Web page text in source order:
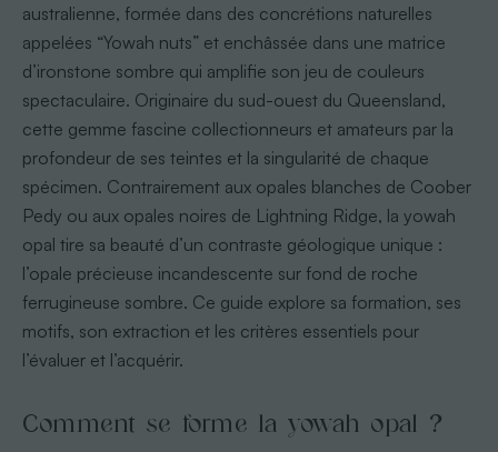
australienne, formée dans des concrétions naturelles
appelées “Yowah nuts” et enchâssée dans une matrice
d’ironstone sombre qui amplifie son jeu de couleurs
spectaculaire. Originaire du sud-ouest du Queensland,
cette gemme fascine collectionneurs et amateurs par la
profondeur de ses teintes et la singularité de chaque
spécimen. Contrairement aux opales blanches de Coober
Pedy ou aux opales noires de Lightning Ridge, la yowah
opal tire sa beauté d’un contraste géologique unique :
l’opale précieuse incandescente sur fond de roche
ferrugineuse sombre. Ce guide explore sa formation, ses
motifs, son extraction et les critères essentiels pour
l’évaluer et l’acquérir.
Comment se forme la yowah opal ?